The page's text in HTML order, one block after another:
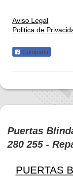
Aviso Legal
Politica de
Compartir
Puertas
280 255 -
PUERTAS